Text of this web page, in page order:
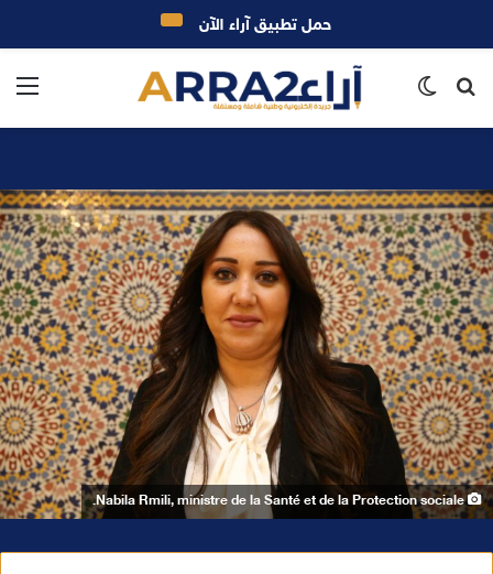
بحث
Nabila Rmili, ministre de la Santé et de la Protection sociale.
حمل تطبيق آراء الآن